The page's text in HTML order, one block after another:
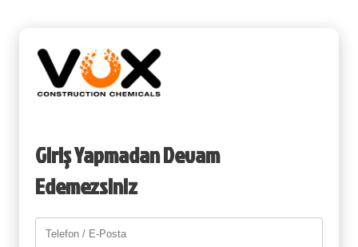
Giriş Yapmadan Devam
Edemezsiniz